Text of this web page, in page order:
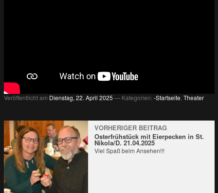
Veröffentlicht am Dienstag, 22. April 2025 — Kategorien:-Startseite Theater
VORHERIGER BEITRAG
Osterfrühstück mit Eierpecken in St.
Nikola/D. 21.04.2025
Viel Spaß beim Ansehen!!!